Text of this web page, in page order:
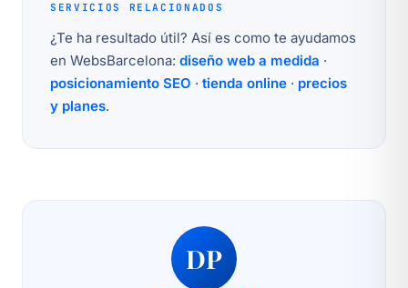
SERVICIOS RELACIONADOS
¿Te ha resultado útil? Así es como te ayudamos
en WebsBarcelona: diseño web a medida ·
posicionamiento SEO · tienda online · precios
y planes.
DP